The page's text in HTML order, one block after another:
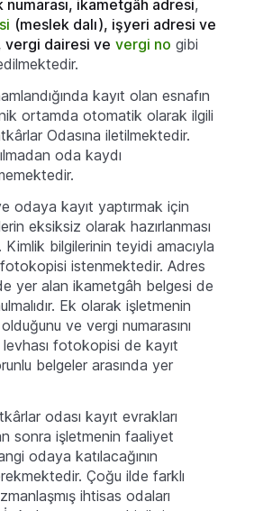
numarası, ikametgâh adresi,
(meslek dalı), işyeri adresi ve
vergi dairesi ve vergi no gibi
kayıt olan esnafın
ortamda otomatik olarak ilgili
Odasına iletilmektedir.
oda kaydı
odaya kayıt yaptırmak için
eksiksiz olarak hazırlanması
bilgilerinin teyidi amacıyla
istenmektedir. Adres
yer alan ikametgâh belgesi de
Ek olarak işletmenin
ve vergi numarasını
fotokopisi de kayıt
belgeler arasında yer
odası kayıt evrakları
sonra işletmenin faaliyet
odaya katılacağının
Çoğu ilde farklı
ihtisas odaları